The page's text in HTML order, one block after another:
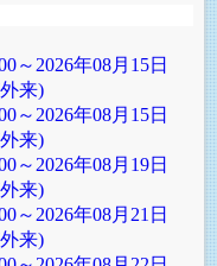
～2026年08月15日
来)
～2026年08月15日
来)
～2026年08月19日
来)
～2026年08月21日
来)